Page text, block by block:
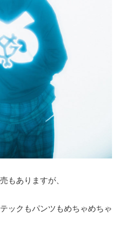
もありますが、
ックもパンツもめちゃめちゃ